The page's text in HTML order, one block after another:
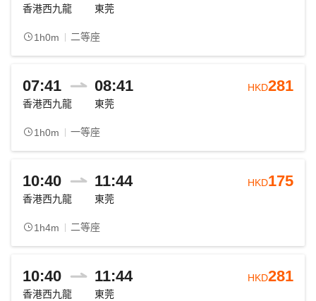
香港西九龍 東莞
1h0m 二等座
07:41 08:41
香港西九龍 東莞
1h0m 一等座
HKD281
10:40 11:44
香港西九龍 東莞
1h4m 二等座
HKD175
10:40 11:44
香港西九龍 東莞
HKD281